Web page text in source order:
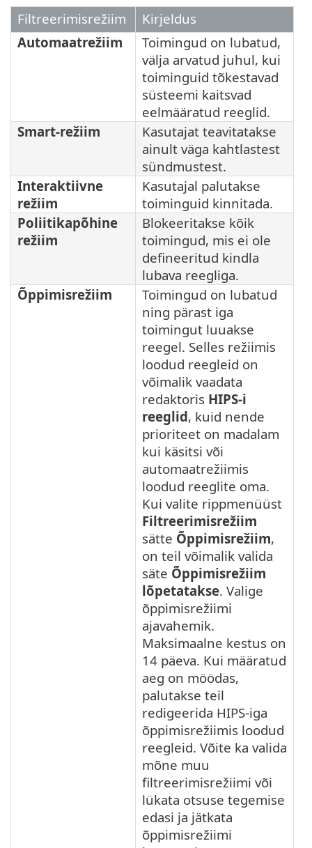
Filtreerimisrežiim
Kirjeldus
Automaatrežiim
Toimingud on lubatud,
välja arvatud juhul, kui
toiminguid tõkestavad
süsteemi kaitsvad
eelmääratud reeglid.
Smart-režiim
Kasutajat teavitatakse
ainult väga kahtlastest
sündmustest.
Interaktiivne
režiim
Kasutajal palutakse
toiminguid kinnitada.
Poliitikapõhine
režiim
Blokeeritakse kõik
toimingud, mis ei ole
defineeritud kindla
lubava reegliga.
Õppimisrežiim
Toimingud on lubatud
ning pärast iga
toimingut luuakse
reegel. Selles režiimis
loodud reegleid on
võimalik vaadata
redaktoris HIPS-i
reeglid, kuid nende
prioriteet on madalam
kui käsitsi või
automaatrežiimis
loodud reeglite oma.
Kui valite rippmenüüst
Filtreerimisrežiim
sätte Õppimisrežiim,
on teil võimalik valida
säte Õppimisrežiim
lõpetatakse. Valige
õppimisrežiimi
ajavahemik.
Maksimaalne kestus on
14 päeva. Kui määratud
aeg on möödas,
palutakse teil
redigeerida HIPS-iga
õppimisrežiimis loodud
reegleid. Võite ka valida
mõne muu
filtreerimisrežiimi või
lükata otsuse tegemise
edasi ja jätkata
õppimisrežiimi